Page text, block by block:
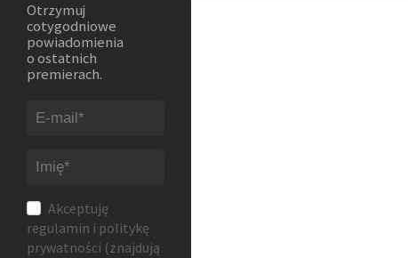
Otrzymuj
cotygodniowe
powiadomienia
o ostatnich
premierach.
Akceptuję
regulamin i politykę
prywatności (znajdują